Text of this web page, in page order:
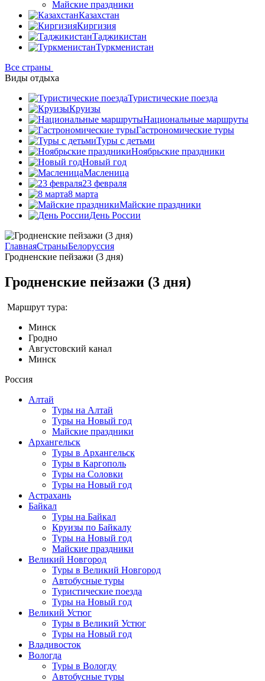
Майские праздники
Казахстан
Киргизия
Таджикистан
Туркменистан
Все страны
Виды отдыха
Туристические поезда
Круизы
Национальные маршруты
Гастрономические туры
Туры с детьми
Ноябрьские праздники
Новый год
Масленица
23 февраля
8 марта
Майские праздники
День России
ГлавнаяСтраныБелоруссия
Гродненские пейзажи (3 дня)
Гродненские пейзажи (3 дня)
Маршрут тура:
Минск
Гродно
Августовский канал
Минск
Россия
Алтай
Туры на Алтай
Туры на Новый год
Майские праздники
Архангельск
Туры в Архангельск
Туры в Каргополь
Туры на Соловки
Туры на Новый год
Астрахань
Байкал
Туры на Байкал
Круизы по Байкалу
Туры на Новый год
Майские праздники
Великий Новгород
Туры в Великий Новгород
Автобусные туры
Туристические поезда
Туры на Новый год
Великий Устюг
Туры в Великий Устюг
Туры на Новый год
Владивосток
Вологда
Туры в Вологду
Автобусные туры